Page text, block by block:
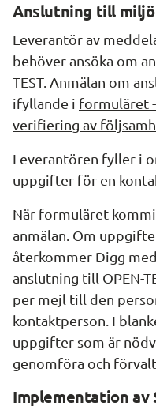
Anslutning till
Leverantör av
behöver ansöka om
TEST. Anmälan om
ifyllande i formuläret
verifiering av
Leverantören fyller i
uppgifter för en
När formuläret
anmälan. Om
återkommer Digg
anslutning till OPEN-
per mejl till den
kontaktperson. I
uppgifter som är
genomföra och
Implementation av